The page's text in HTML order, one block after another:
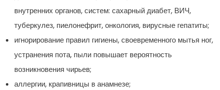
внутренних органов, систем: сахарный диабет, ВИЧ,
туберкулез, пиелонефрит, онкология, вирусные гепатиты;
игнорирование правил гигиены, своевременного мытья ног,
устранения пота, пыли повышает вероятность
возникновения чирьев;
аллергии, крапивницы в анамнезе;